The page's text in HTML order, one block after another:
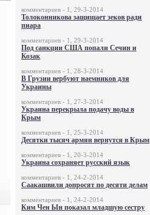
комментариев - 1, 29-3-2014
Толоконникова защищает зеков ради
пиара
комментариев - 1, 29-3-2014
Под санкции США попали Сечин и
Козак
комментариев - 1, 28-3-2014
В Грузии вербуют наемников для
Украины
комментариев - 1, 27-3-2014
Украина перекрыла подачу воды в
Крым
комментариев - 1, 25-3-2014
Десятки тысяч армян вернутся в Крым
комментариев - 1, 20-3-2014
Украина сохраняет русский язык
комментариев - 1, 24-2-2014
Саакашвили допросят по десяти делам
комментариев - 1, 24-2-2014
Ким Чен Ын показал младшую сестру